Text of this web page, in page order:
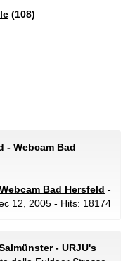
(108)
- Webcam Bad
Webcam Bad Hersfeld -
12, 2005 - Hits: 18174
- URJU's